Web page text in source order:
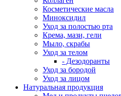
Косметические масла
Миноксидил
Уход за полостью рта
Крема, мази, гели
Мыло, скрабы
Уход за телом
- Дезодоранты
Уход за бородой
Уход за лицом
Натуральная продукция